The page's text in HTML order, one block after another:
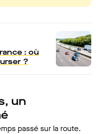
: où
?
un
passé sur la route.